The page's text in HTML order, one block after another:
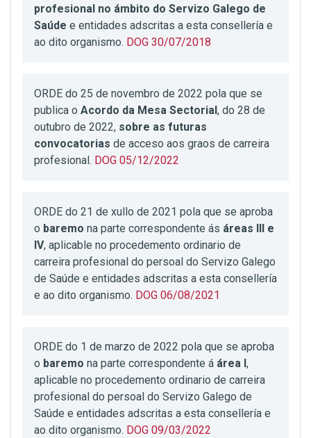
profesional no ámbito do Servizo Galego de
Saúde e entidades adscritas a esta consellería e
ao dito organismo. DOG 30/07/2018
ORDE do 25 de novembro de 2022 pola que se
publica o Acordo da Mesa Sectorial , do 28 de
outubro de 2022, sobre as futuras
convocatorias de acceso aos graos de carreira
profesional. DOG 05/12/2022
ORDE do 21 de xullo de 2021 pola que se aproba
o baremo na parte correspondente ás áreas III e
IV, aplicable no procedemento ordinario de
carreira profesional do persoal do Servizo Galego
de Saúde e entidades adscritas a esta consellería
e ao dito organismo. DOG 06/08/2021
ORDE do 1 de marzo de 2022 pola que se aproba
o baremo na parte correspondente á área I ,
aplicable no procedemento ordinario de carreira
profesional do persoal do Servizo Galego de
Saúde e entidades adscritas a esta consellería e
ao dito organismo. DOG 09/03/2022